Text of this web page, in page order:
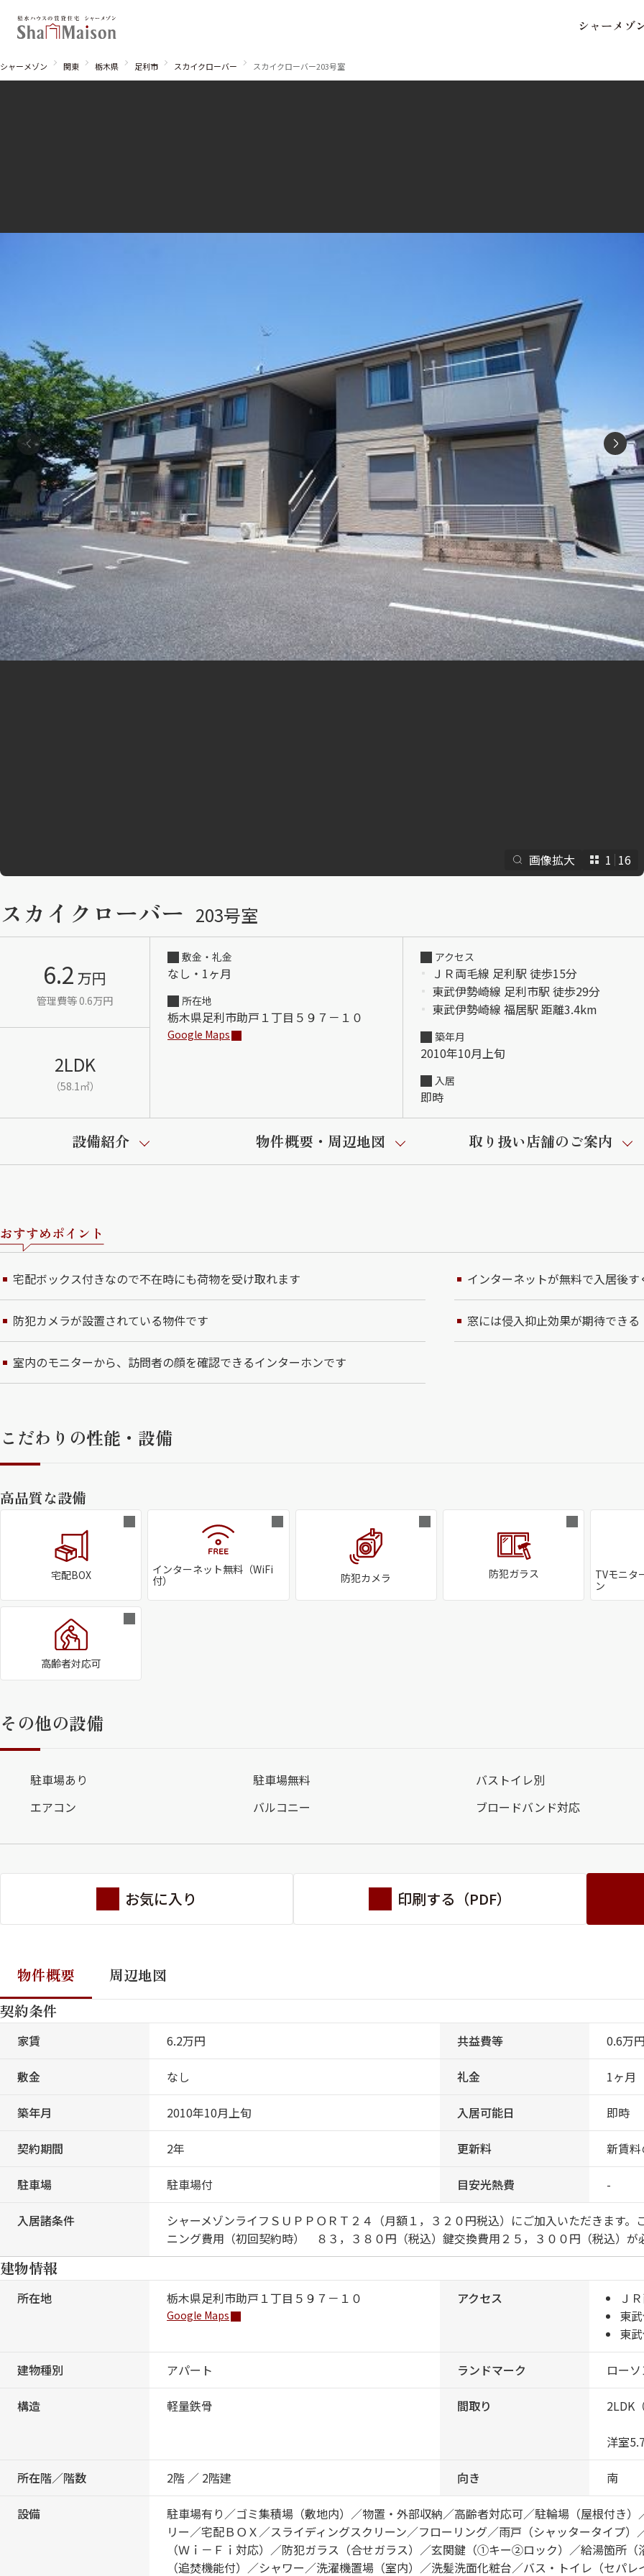
シ ャーメ ゾ
シャーメゾンとは シャーメゾンセレクション
動画ギャラリー ShaMaison STYLE
自立型サー
お問い合
シャーメゾ
らくらく
シャーメゾ
らくらくプ
シャーメゾン 関東 栃木県 足利市 スカイクローバー スカイクローバー203号室
画像拡大 1 16
スカイクローバー 203号室
6.2 万円
管理費等 0.6万円
2LDK
（58.1㎡）
敷金・礼金
なし・1ヶ月
所在地
栃木県足利市助戸１丁目５９７－１０
Google Maps
アクセス
ＪＲ両毛線 足利駅 徒歩15分
東武伊勢崎線 足利市駅 徒歩29分
東武伊勢崎線 福居駅 距離3.4km
築年月
2010年10月上旬
入居
即時
設備紹介 物件概要・周辺地図 取り扱い店舗のご案内
おすすめポイント
宅配ボックス付きなので不在時にも荷物を受け取れます インターネットが無料で入居後
防犯カメラが設置されている物件です 窓には侵入抑止効果が期待でき
室内のモニターから、訪問者の顔を確認できるインターホンです
こだわりの性能・設備
高品質な設備
宅配BOX
インターネット無料（WiFi
付）
防犯カメラ 防犯ガラス
TVモニタ
ン
高齢者対応可
その他の設備
駐車場あり 駐車場無料
バストイレ別
エアコン
バルコニー ブロードバンド対応
お気に入り 印刷する（PDF）
物件概要
周辺地図
契約条件
家賃 6.2万円 共益費等 0.6万
敷金 なし 礼金 1ヶ月
築年月 2010年10月上旬 入居可能日 即時
契約期間 2年 更新料 新賃
駐車場 駐車場付 目安光熱費 -
入居諸条件
シャーメゾンライフＳＵＰＰＯＲＴ２４（月額１，３２０円税込）にご加入いただきます
ニング費用（初回契約時） ８３，３８０円（税込）鍵交換費用２５，３００円（税込）が
建物情報
所在地 栃木県足利市助戸１丁目５９７－１０
Google Maps
アクセス
Ｊ
東
東
建物種別 アパート ランドマーク ロー
構造 軽量鉄骨 間取り 2LDK
洋室
所在階／階数 2階 ／ 2階建 向き 南
設備
駐車場有り／ゴミ集積場（敷地内）／物置・外部収納／高齢者対応可／駐輪場（屋根付き
リー／宅配ＢＯＸ／スライディングスクリーン／フローリング／雨戸（シャッタータイプ
（Ｗｉ－Ｆｉ対応）／防犯ガラス（合せガラス）／玄関鍵（①キー②ロック）／給湯箇所
（追焚機能付）／シャワー／洗濯機置場（室内）／洗髪洗面化粧台／バス・トイレ（セパ